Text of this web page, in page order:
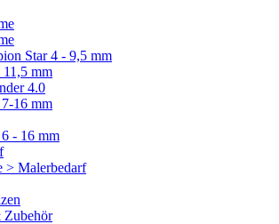
Star 4 - 9,5 mm
mm
4.0
16 mm
- 16 mm
> Malerbedarf
Zubehör